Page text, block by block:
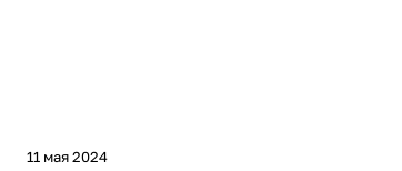
11 мая 2024